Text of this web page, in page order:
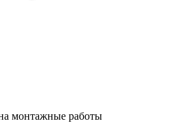
монтажные работы